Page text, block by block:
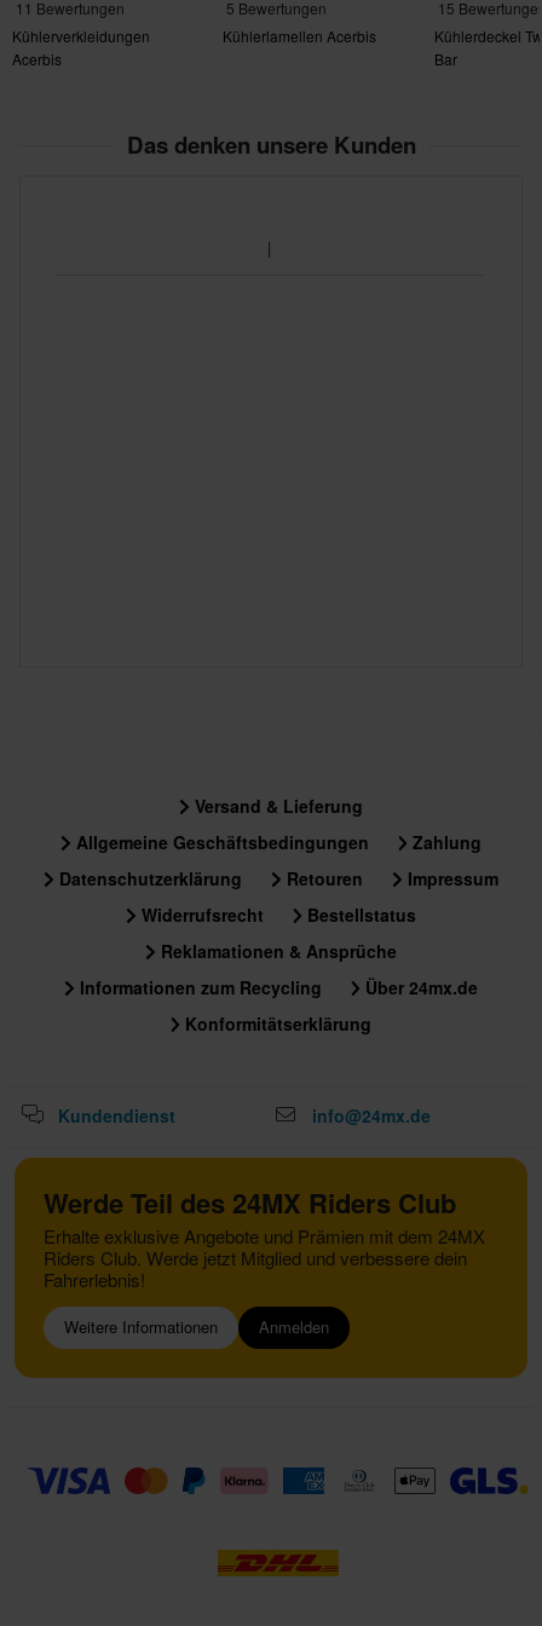
11 Bewertungen
Kühlerverkleidungen
Acerbis
5 Bewertungen
Kühlerlamellen Acerbis
15
Kühlerdeckel
Bar
Das denken unsere Kunden
Versand & Lieferung
Allgemeine Geschäftsbedingungen
Zahlung
Datenschutzerklärung
Retouren
Impressum
Widerrufsrecht
Bestellstatus
Reklamationen & Ansprüche
Informationen zum Recycling
Über 24mx.de
Konformitätserklärung
Kundendienst info@24mx.de
Werde Teil des 24MX Riders Club
Erhalte exklusive Angebote und Prämien mit dem 24MX
Riders Club. Werde jetzt Mitglied und verbessere dein
Fahrerlebnis!
Weitere Informationen Anmelden